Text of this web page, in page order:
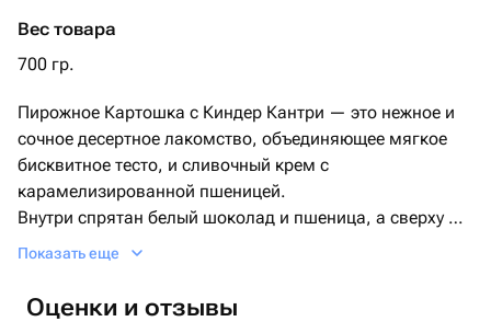
сливки 33%
Молочный шоколад
Вес товара
700 гр.
Пирожное Картошка с Киндер Кантри — это нежное и
сочное десертное лакомство, объединяющее мягкое
бисквитное тесто, и сливочный крем с
карамелизированной пшеницей.
Внутри спрятан белый шоколад и пшеница, а сверху —
аппетитная глазурь из молочного шоколада,
Идеальный выбор для тех, кто любит картошку!
Показать еще
Оценки и отзывы